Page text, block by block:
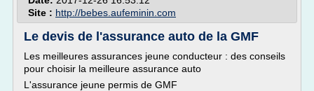
Site : http://bebes.aufeminin.com
Le devis de l'assurance auto de la GMF
Les meilleures assurances jeune conducteur : des conseils
pour choisir la meilleure assurance auto
L'assurance jeune permis de GMF